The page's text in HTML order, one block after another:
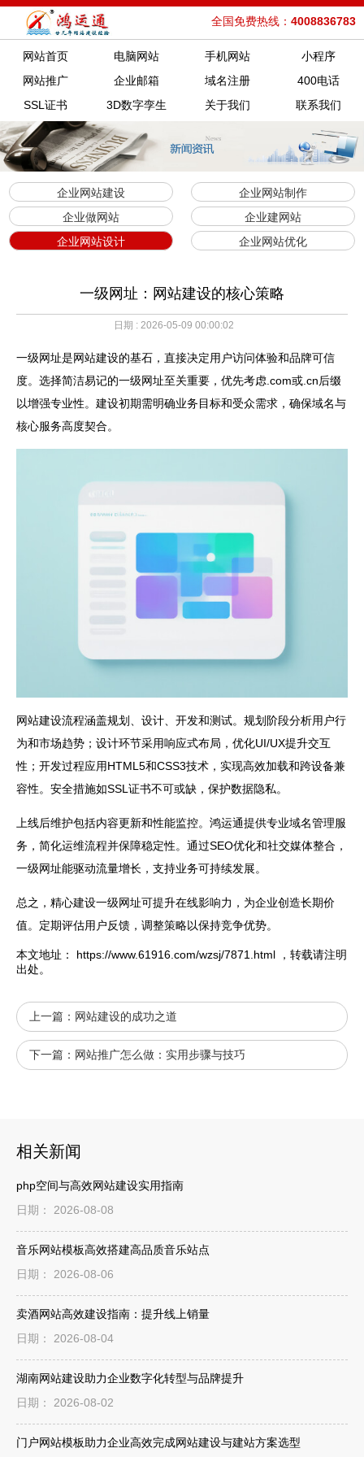
全国免费热线： 4008836783
网站首页 电脑网站 手机网站
小程序
网站推广
企业邮箱 域名注册
400电话
SSL证书
3D数字孪生 关于我们 联系我们
企业网站建设
企业网站制作
企业做网站
企业建网站
企业网站设计
企业网站优化
一级网址：网站建设的核心策略
日期 : 2026-05-09 00:00:02
一级网址是网站建设的基石，直接决定用户访问体验和品牌可信
度。选择简洁易记的一级网址至关重要，优先考虑.com或.cn后缀
以增强专业性。建设初期需明确业务目标和受众需求，确保域名与
核心服务高度契合。
网站建设流程涵盖规划、设计、开发和测试。规划阶段分析用户行
为和市场趋势；设计环节采用响应式布局，优化UI/UX提升交互
性；开发过程应用HTML5和CSS3技术，实现高效加载和跨设备兼
容性。安全措施如SSL证书不可或缺，保护数据隐私。
上线后维护包括内容更新和性能监控。鸿运通提供专业域名管理服
务，简化运维流程并保障稳定性。通过SEO优化和社交媒体整合，
一级网址能驱动流量增长，支持业务可持续发展。
总之，精心建设一级网址可提升在线影响力，为企业创造长期价
值。定期评估用户反馈，调整策略以保持竞争优势。
本文地址： https://www.61916.com/wzsj/7871.html
，转载请注明
出处。
上一篇： 网站建设的成功之道
下一篇： 网站推广怎么做：实用步骤与技巧
相关新闻
php空间与高效网站建设实用指南
日期： 2026-08-08
音乐网站模板高效搭建高品质音乐站点
日期： 2026-08-06
卖酒网站高效建设指南：提升线上销量
日期： 2026-08-04
湖南网站建设助力企业数字化转型与品牌提升
日期： 2026-08-02
门户网站模板助力企业高效完成网站建设与建站方案选型